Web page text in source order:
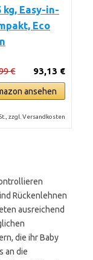
kg, Easy-in-
Eco
93,13 €
€
ansehen
zzgl. Versandkosten
Rückenlehnen
ausreichend
die ihr Baby
an die